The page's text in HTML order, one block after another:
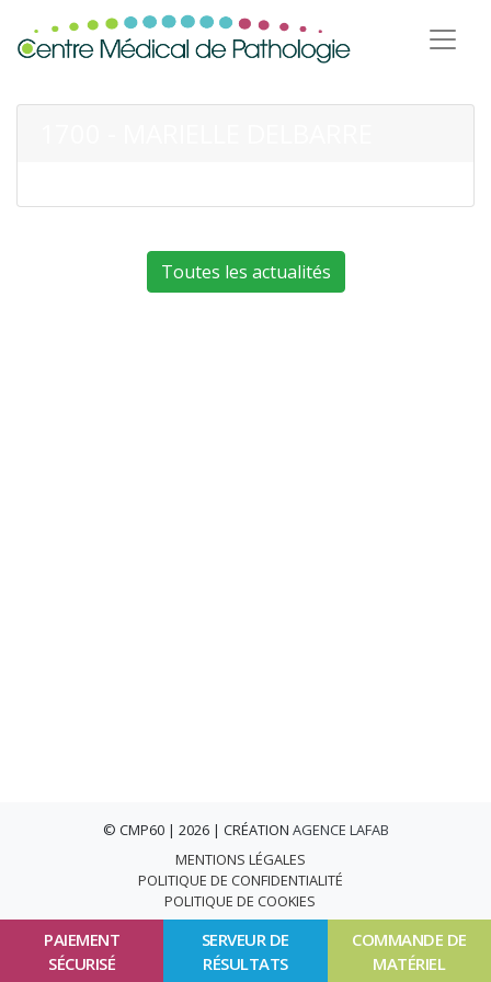
PAIEMENT
SÉCURISÉ
SERVEUR DE
RÉSULTATS
COMMANDE DE
MATÉRIEL
Toutes les actualités
© CMP60 | 2026 | CRÉATION AGENCE LAFAB
MENTIONS LÉGALES
POLITIQUE DE CONFIDENTIALITÉ
POLITIQUE DE COOKIES